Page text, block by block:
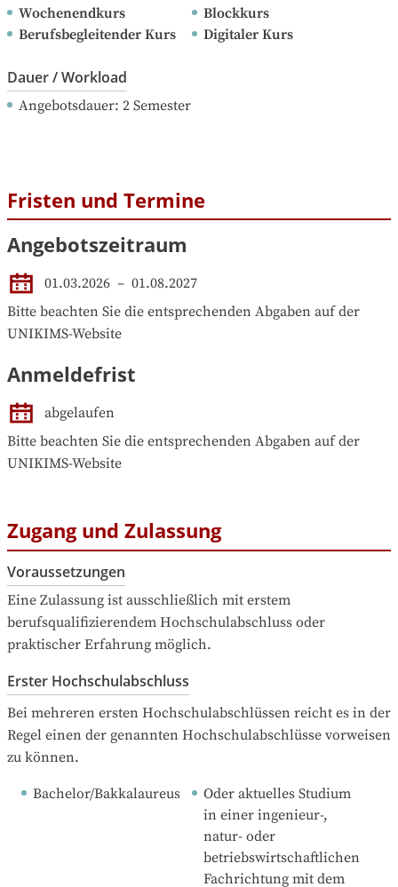
Wochenendkurs
Blockkurs
Berufsbegleitender Kurs
Digitaler Kurs
Dauer / Workload
Angebotsdauer: 2 Semester
Fristen und Termine
Angebotszeitraum
01.03.2026 – 01.08.2027
Bitte beachten Sie die entsprechenden Abgaben auf der
UNIKIMS-Website
Anmeldefrist
abgelaufen
Bitte beachten Sie die entsprechenden Abgaben auf der
UNIKIMS-Website
Zugang und Zulassung
Voraussetzungen
Eine Zulassung ist ausschließlich mit erstem
berufsqualifizierendem Hochschulabschluss oder
praktischer Erfahrung möglich.
Erster Hochschulabschluss
Bei mehreren ersten Hochschulabschlüssen reicht es in der
Regel einen der genannten Hochschulabschlüsse vorweisen
zu können.
Bachelor/Bakkalaureus
Oder aktuelles Studium
in einer ingenieur-,
natur- oder
betriebswirtschaftlichen
Fachrichtung mit dem